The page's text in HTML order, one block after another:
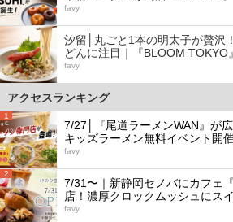
favy
汐留│丸ごと1本の明太子が贅沢
どんに注目｜『BLOOM TOKYO』
favy
アクセスランキング
1
7/27│『尾道ラーメンWAN』が
キッズラーメン無料イベント開
favy
2
7/31〜｜新静岡セノバにカフェ
店！濃厚クロックムッシュにス
favy